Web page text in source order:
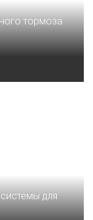
тормоза
для